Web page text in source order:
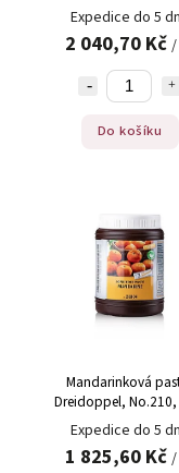
Expedice do 5
2 040,70 Kč /
Do košíku
Mandarinková
Dreidoppel,
Expedice do 5
1 825,60 Kč /